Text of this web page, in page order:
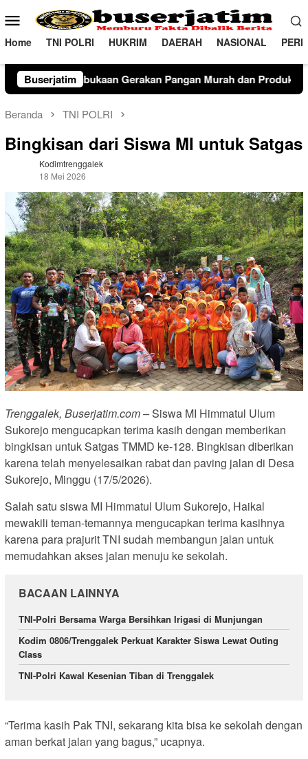
ke
konten
Menu
Mobile
Home TNI POLRI HUKRIM DAERAH NASIONAL
BuserjatimPangan Murah dan Produk Unggulan 2026
Beranda TNI POLRI
Bingkisan dari Siswa MI untuk Satgas
Kodimtrenggalek
18 Mei 2026
Trenggalek, Buserjatim.com –Siswa MI Himmatul Ulum
Sukorejo mengucapkan terima kasih dengan memberikan
bingkisan untuk Satgas TMMD ke-128. Bingkisan diberikan
karena telah menyelesaikan rabat dan paving jalan di Desa
Sukorejo, Minggu (17/5/2026).
Salah satu siswa MI Himmatul Ulum Sukorejo, Haikal
mewakili teman-temannya mengucapkan terima kasihnya
karena para prajurit TNI sudah membangun jalan untuk
memudahkan akses jalan menuju ke sekolah.
BACAAN LAINNYA
TNI-Polri Bersama Warga Bersihkan Irigasi di Munjungan
Kodim 0806/Trenggalek Perkuat Karakter Siswa Lewat Outing
Class
TNI-Polri Kawal Kesenian Tiban di Trenggalek
“Terima kasih Pak TNI, sekarang kita bisa ke sekolah dengan
aman berkat jalan yang bagus,” ucapnya.